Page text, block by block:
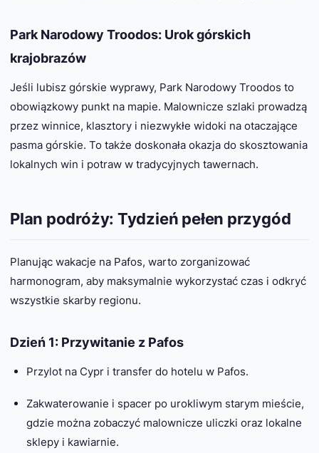
Park Narodowy Troodos: Urok górskich
krajobrazów
Jeśli lubisz górskie wyprawy, Park Narodowy Troodos to
obowiązkowy punkt na mapie. Malownicze szlaki prowadzą
przez winnice, klasztory i niezwykłe widoki na otaczające
pasma górskie. To także doskonała okazja do skosztowania
lokalnych win i potraw w tradycyjnych tawernach.
Plan podróży: Tydzień pełen przygód
Planując wakacje na Pafos, warto zorganizować
harmonogram, aby maksymalnie wykorzystać czas i odkryć
wszystkie skarby regionu.
Dzień 1: Przywitanie z Pafos
Przylot na Cypr i transfer do hotelu w Pafos.
Zakwaterowanie i spacer po urokliwym starym mieście,
gdzie można zobaczyć malownicze uliczki oraz lokalne
sklepy i kawiarnie.